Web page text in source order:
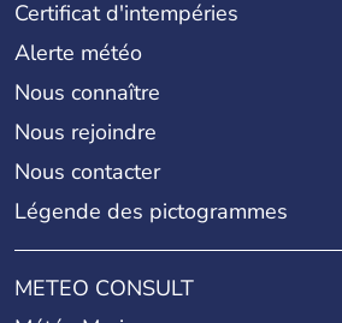
Certificat d'intempéries
Alerte météo
Nous connaître
Nous rejoindre
Nous contacter
Légende des pictogrammes
METEO CONSULT